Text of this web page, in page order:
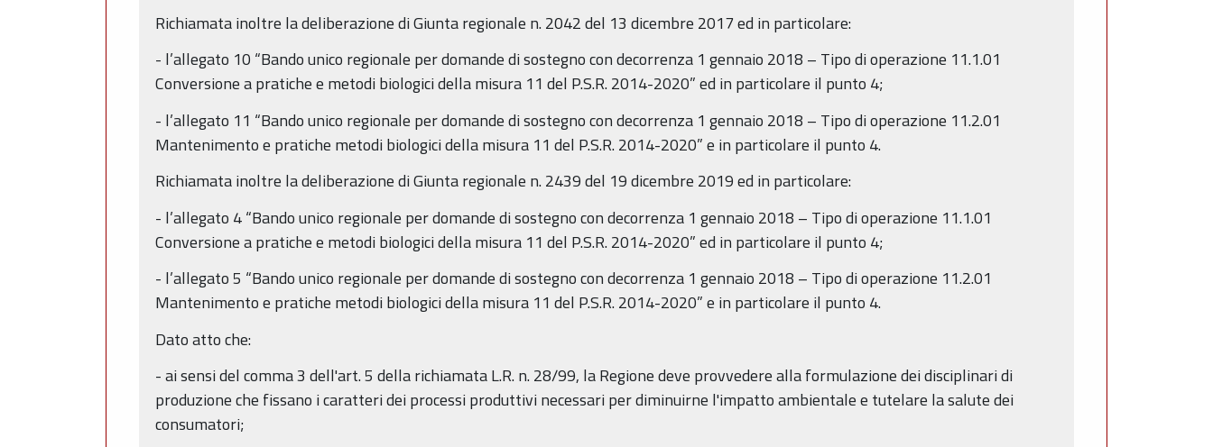
Richiamata inoltre la deliberazione di Giunta regionale n. 2042 del 13 dicembre 2017 ed in particolare:
- l’allegato 10 “Bando unico regionale per domande di sostegno con decorrenza 1 gennaio 2018 – Tipo di operazione 11.1.01
Conversione a pratiche e metodi biologici della misura 11 del P.S.R. 2014-2020” ed in particolare il punto 4;
- l’allegato 11 “Bando unico regionale per domande di sostegno con decorrenza 1 gennaio 2018 – Tipo di operazione 11.2.01
Mantenimento e pratiche metodi biologici della misura 11 del P.S.R. 2014-2020” e in particolare il punto 4.
Richiamata inoltre la deliberazione di Giunta regionale n. 2439 del 19 dicembre 2019 ed in particolare:
- l’allegato 4 “Bando unico regionale per domande di sostegno con decorrenza 1 gennaio 2018 – Tipo di operazione 11.1.01
Conversione a pratiche e metodi biologici della misura 11 del P.S.R. 2014-2020” ed in particolare il punto 4;
- l’allegato 5 “Bando unico regionale per domande di sostegno con decorrenza 1 gennaio 2018 – Tipo di operazione 11.2.01
Mantenimento e pratiche metodi biologici della misura 11 del P.S.R. 2014-2020” e in particolare il punto 4.
Dato atto che:
- ai sensi del comma 3 dell'art. 5 della richiamata L.R. n. 28/99, la Regione deve provvedere alla formulazione dei disciplinari di
produzione che fissano i caratteri dei processi produttivi necessari per diminuirne l'impatto ambientale e tutelare la salute dei
consumatori;